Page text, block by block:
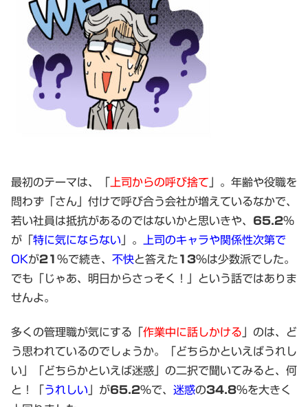
最初のテーマは、「 上司からの呼び捨て 」。年齢や役職を
問わず「さん」付けで呼び合う会社が増えているなかで、
若い社員は抵抗があるのではないかと思いきや、 65.2%
が「特に気にならない 」。
上司のキャラや関係性次第で
OKが21 %で続き、 不快と答えた 13%は少数派でした。
でも「じゃあ、明日からさっそく！」という話ではありま
せんよ。
多くの管理職が気にする「 作業中に話しかける 」のは、ど
う思われているのでしょうか。「どちらかといえばうれし
い」「どちらかといえば迷惑」の二択で聞いてみると、何
と！「
うれしい 」が65.2%で、 迷惑の34.8％を大きく